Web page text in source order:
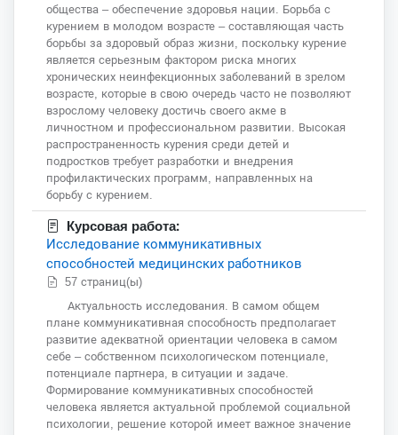
общества – обеспечение здоровья нации. Борьба с
курением в молодом возрасте – составляющая часть
борьбы за здоровый образ жизни, поскольку курение
является серьезным фактором риска многих
хронических неинфекционных заболеваний в зрелом
возрасте, которые в свою очередь часто не позволяют
взрослому человеку достичь своего акме в
личностном и профессиональном развитии. Высокая
распространенность курения среди детей и
подростков требует разработки и внедрения
профилактических программ, направленных на
борьбу с курением.
Курсовая работа:
Исследование коммуникативных
способностей медицинских работников
57 страниц(ы)
Актуальность исследования. В самом общем
плане коммуникативная способность предполагает
развитие адекватной ориентации человека в самом
себе – собственном психологическом потенциале,
потенциале партнера, в ситуации и задаче.
Формирование коммуникативных способностей
человека является актуальной проблемой социальной
психологии, решение которой имеет важное значение